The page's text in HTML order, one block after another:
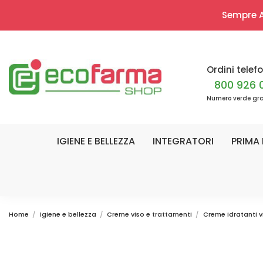
Sempre
Ordini
800 926
Numero verde
IGIENE E BELLEZZA INTEGRATORI PRIMA
Home Igiene e bellezza Creme viso e trattamenti Creme idratanti